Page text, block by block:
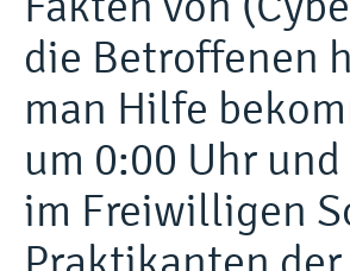
die Betroffenen
man Hilfe
um 0:00 Uhr
im Freiwilligen